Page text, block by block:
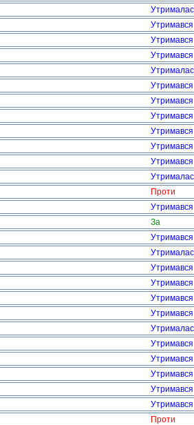
Утримався
Утримався
Утримався
Утримався
Утримався
Утримався
Утримався
Утримався
Утримався
Проти
Утримався
За
Утримався
Утримався
Утримався
Утримався
Утримався
Утримався
Утримався
Утримався
Утримався
Утримався
Проти